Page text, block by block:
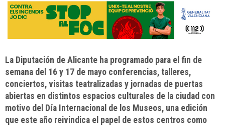
La Diputación de Alicante ha programado para el fin de
semana del 16 y 17 de mayo conferencias, talleres,
conciertos, visitas teatralizadas y jornadas de puertas
abiertas en distintos espacios culturales de la ciudad con
motivo del Día Internacional de los Museos, una edición
que este año reivindica el papel de estos centros como